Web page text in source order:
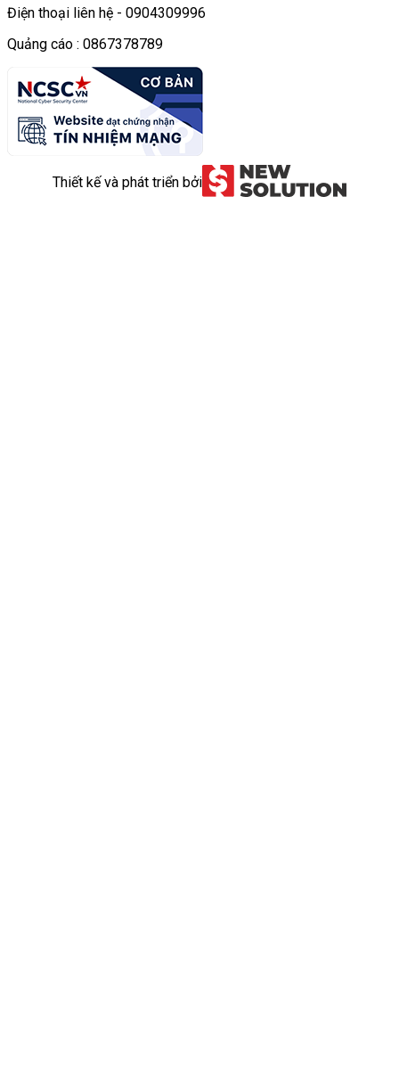
Điện thoại liên hệ - 0904309996
Quảng cáo : 0867378789
Thiết kế và phát triển bởi